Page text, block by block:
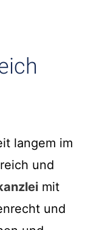
langem im
und
mit
und